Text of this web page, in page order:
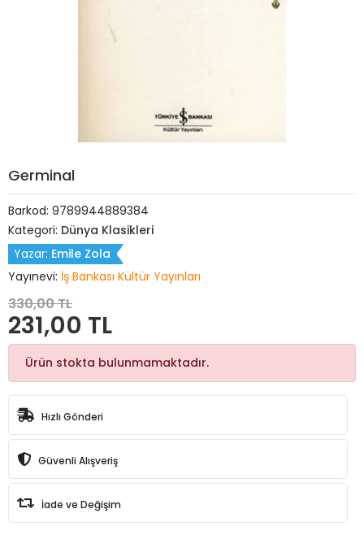
Germinal
Barkod: 9789944889384
Kategori: Dünya Klasikleri
Yazar: Emile Zola
Yayınevi: İş Bankası Kültür Yayınları
330,00 TL
231,00 TL
Ürün stokta bulunmamaktadır.
Hızlı Gönderi
Güvenli Alışveriş
İade ve Değişim